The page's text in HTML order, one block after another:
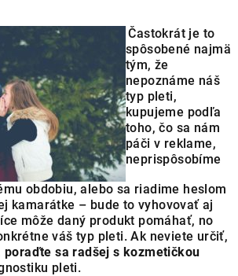
Častokrát je to
spôsobené najmä
tým, že
nepoznáme náš
typ pleti,
kupujeme podľa
toho, čo sa nám
páči v reklame,
neprispôsobíme
obdobiu, alebo sa riadime heslom
kamarátke – bude to vyhovovať aj
môže daný produkt pomáhať, no
váš typ pleti. Ak neviete určiť,
poraďte sa radšej s kozmetičkou
pleti.